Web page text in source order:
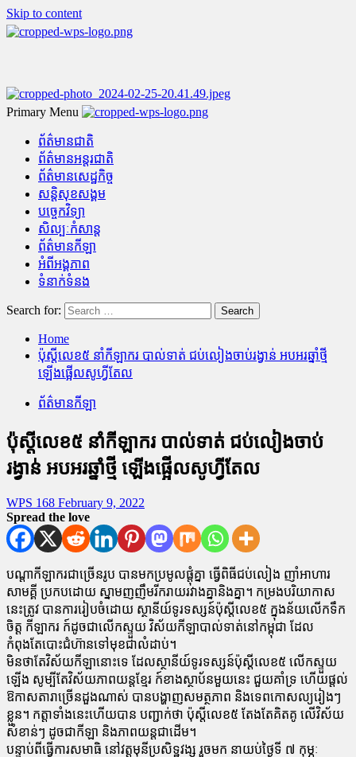
Skip to content
Primary Menu
ព័ត៌មានជាតិ
ព័ត៌មានអន្តរជាតិ
ព័ត៌មានសេដ្ឋកិច្ច
សន្តិសុខសង្គម
បច្ចេកវិទ្យា
សិល្បៈកំសាន្ត
ព័ត៌មានកីឡា
អំពីអង្គភាព
ទំនាក់ទំនង
Search for:
Home
ប៉ុស្តីលេខ៥ នាំកីឡាករ បាល់ទាត់ ជប់លៀងចាប់រង្វាន់ អបអរឆ្នាំថ្មី
ឡើងផ្អើលសូហ្វីតែល
ព័ត៌មានកីឡា
ប៉ុស្តីលេខ៥ នាំកីឡាករ បាល់ទាត់ ជប់លៀងចាប់
រង្វាន់ អបអរឆ្នាំថ្មី ឡើងផ្អើលសូហ្វីតែល
WPS 168 February 9, 2022
Spread the love
បណ្តាកីឡាករជាច្រើនរូប បានមកប្រមូលផ្តុំគ្នា ធ្វើពិធីជប់លៀង ញាំអាហារ
សាមគ្គី ប្រកបដោយ ស្នាមញញឹមរីករាយរវាងគ្នានិងគ្នា។ កម្រងបរិយាកាស
នេះត្រូវ បានការរៀបចំដោយ ស្ថានីយ៍ទូរទស្សន៍ប៉ុស្តីលេខ៥ ក្នុងន័យលើកទឹក
ចិត្ត កីឡាករ ក៍ដូចជាលើកស្ទួយ វិស័យកីឡាបាល់ទាត់នៅកម្ពុជា ដែល
កំពុងតែបោះជំហ៊ានទៅមុខជាលំដាប់។
មិនថាតែវិស័យកីឡានោះទេ ដែលស្ថានីយ៍ទូរទស្សន៍ប៉ុស្តីលេខ៥ លើកស្ទួយ
ឡើង សូម្បីតែវិស័យភាពយន្តខ្មែរ ក៍ខាងស្ថាប័នមួយនេះ ជួយគាំទ្រ ហើយផ្តល់
ឱកាសតារាច្រើនដួងណាស់ បានបង្ហាញសមត្ថភាព និងទេពកោសល្យរៀងៗ
ខ្លួន។ កត្តាទាំងនេះហើយបាន បញ្ជាក់ថា ប៉ុស្តីលេខ៥ តែងតែគិតគូ លើវិស័យ
សំខាន់ៗ ដូចជាកីឡា និងភាពយន្តជាដើម។
បន្ទាប់ពីធ្វើការសមាធិ នៅវត្តមុនីប្រសិទ្ឋវង្ស រួចមក នាយប់ថ្ងៃទី ៧ កុម្ភៈ